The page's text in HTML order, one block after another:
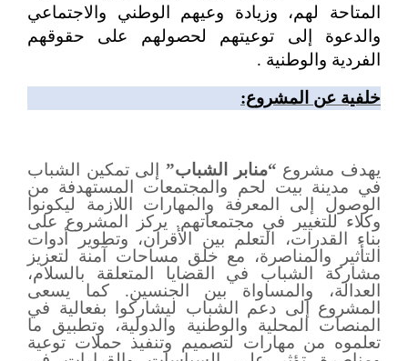
المتاحة لهم، وزيادة وعيهم الوطني والاجتماعي
والدعوة إلى توعيتهم لحصولهم على حقوقهم
الفردية والوطنية .
خلفية عن المشروع:
يهدف مشروع “منابر الشباب” إلى تمكين الشباب
في مدينة بيت لحم والمجتمعات المستهدفة من
الوصول إلى المعرفة والمهارات اللازمة ليكونوا
وكلاء للتغيير في مجتمعاتهم. يركز المشروع على
بناء القدرات، التعلم بين الأقران، وتطوير أدوات
التأثير والمناصرة، مع خلق مساحات آمنة لتعزيز
مشاركة الشباب في القضايا المتعلقة بالسلام،
العدالة، والمساواة بين الجنسين. كما يسعى
المشروع إلى دعم الشباب ليشاركوا بفعالية في
المنصات المحلية والوطنية والدولية، وتطبيق ما
تعلموه من مهارات لتصميم وتنفيذ حملات توعية